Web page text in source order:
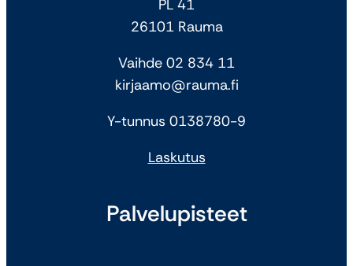
PL 41
26101 Rauma
Vaihde 02 834 11
kirjaamo@rauma.fi
Y-tunnus 0138780-9
Laskutus
Palvelupisteet